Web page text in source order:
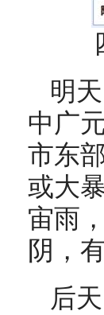
明
中广
市东
或大
宙雨
阴，
后